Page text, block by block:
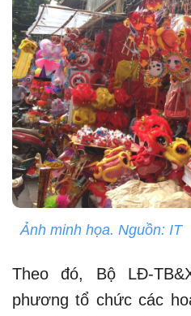
Ảnh minh họa. Nguồn: IT
Theo đó, Bộ LĐ-
phương tổ chức các